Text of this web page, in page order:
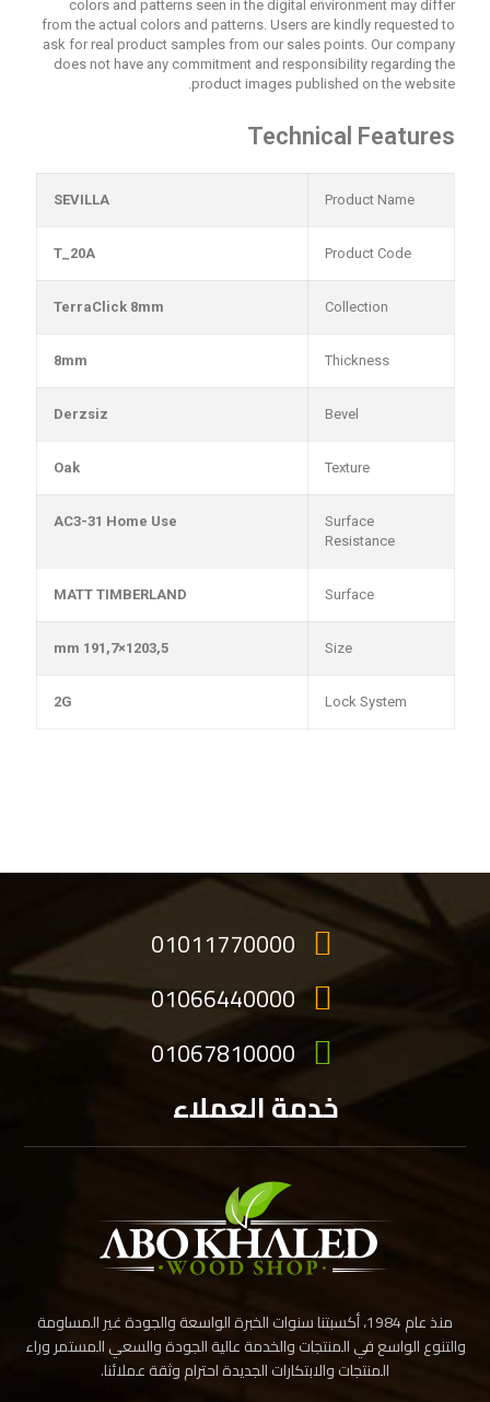
colors and patterns seen in the digital environment may differ
from the actual colors and patterns. Users are kindly requested to
ask for real product samples from our sales points. Our company
does not have any commitment and responsibility regarding the
product images published on the website.
Technical Features
Product Name
SEVILLA
Product Code
T_20A
Collection
TerraClick 8mm
Thickness
8mm
Bevel
Derzsiz
Texture
Oak
Surface
Resistance
AC3-31 Home Use
Surface
MATT TIMBERLAND
Size
1203,5×191,7 mm
Lock System
2G
01011770000
01066440000
01067810000
خدمة العملاء
منذ عام 1984، أكسبتنا سنوات الخبرة الواسعة والجودة غير المساومة
والتنوع الواسع في المنتجات والخدمة عالية الجودة والسعي المستمر وراء
المنتجات والابتكارات الجديدة احترام وثقة عملائنا.